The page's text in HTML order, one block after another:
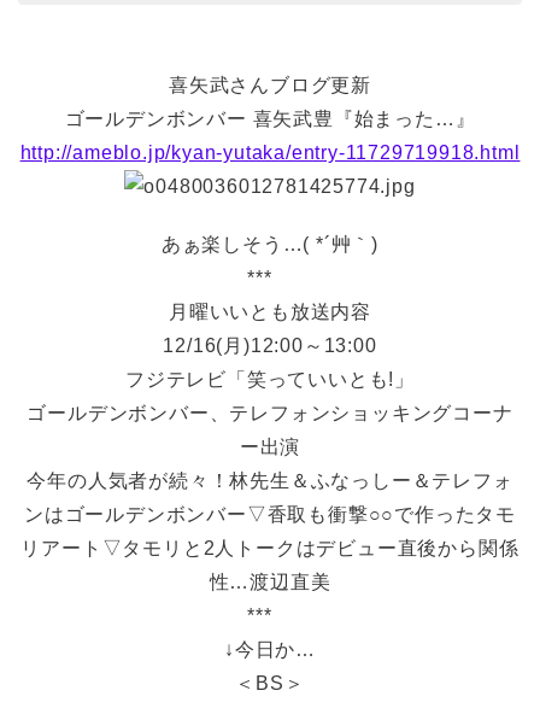
喜矢武さんブログ更新
ゴールデンボンバー 喜矢武豊『始まった…』
http://ameblo.jp/kyan-yutaka/entry-11729719918.html
あぁ楽しそう…( *´艸｀)
***
月曜いいとも放送内容
12/16(月)12:00～13:00
フジテレビ「笑っていいとも!」
ゴールデンボンバー、テレフォンショッキングコーナ
ー出演
今年の人気者が続々！林先生＆ふなっしー＆テレフォ
ンはゴールデンボンバー▽香取も衝撃○○で作ったタモ
リアート▽タモリと2人トークはデビュー直後から関係
性…渡辺直美
***
↓今日か…
＜BS＞